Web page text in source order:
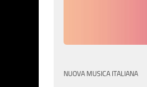
NUOVA MUSICA ITALIANA